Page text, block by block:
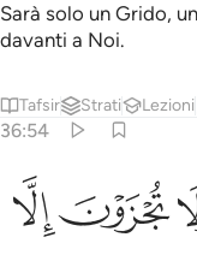
Sarà solo un Grido,
davanti a Noi.
Tafsir Strati Lezioni
36:54
٥٤
٥٤
ﳗﳘ